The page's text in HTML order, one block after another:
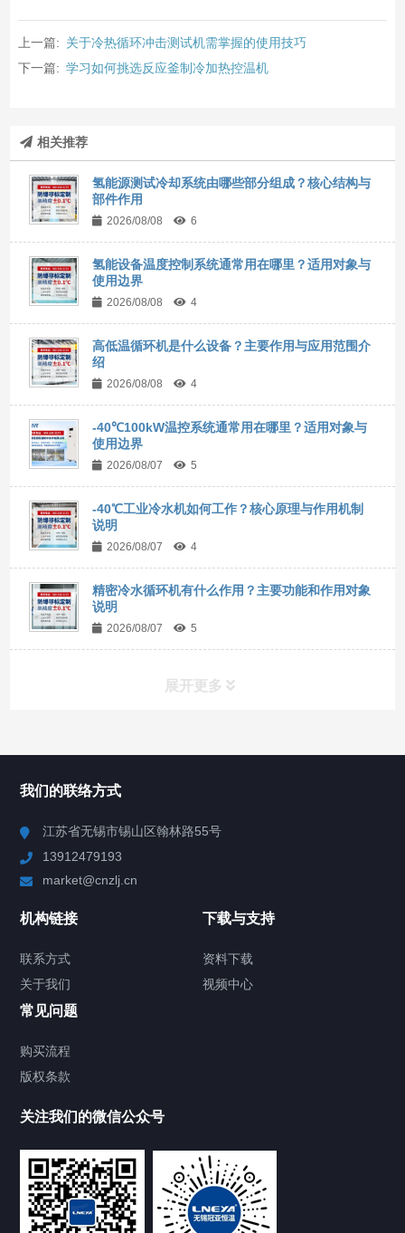
上一篇: 关于冷热循环冲击测试机需掌握的使用技巧
下一篇: 学习如何挑选反应釜制冷加热控温机
相关推荐
氢能源测试冷却系统由哪些部分组成？核心结构与
部件作用
2026/08/08 6
氢能设备温度控制系统通常用在哪里？适用对象与
使用边界
2026/08/08 4
高低温循环机是什么设备？主要作用与应用范围介
绍
2026/08/08 4
-40℃100kW温控系统通常用在哪里？适用对象与
使用边界
2026/08/07 5
-40℃工业冷水机如何工作？核心原理与作用机制
说明
2026/08/07 4
精密冷水循环机有什么作用？主要功能和作用对象
说明
2026/08/07 5
展开更多
Chiller高精度制冷循环器
TCU温度控制单元
Chiller气体控温系统
Chamber试验箱
FREEZER低温箱
我们的联络方式
江苏省无锡市锡山区翰林路55号
13912479193
market@cnzlj.cn
机构链接
联系方式
关于我们
下载与支持
资料下载
视频中心
常见问题
购买流程
版权条款
关注我们的微信公众号